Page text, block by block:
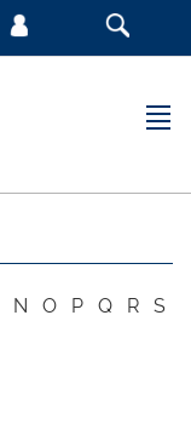
N O P Q R S